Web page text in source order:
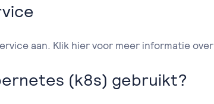
aan. Klik hier voor meer informatie over
(k8s) gebruikt?